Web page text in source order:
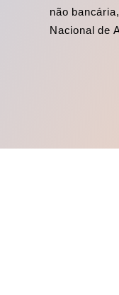
não
Nacional de